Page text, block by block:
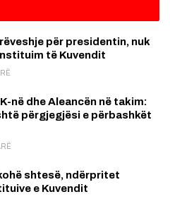
për presidentin, nuk
të Kuvendit
në dhe Aleancën në takim:
përgjegjësi e përbashkët
shtesë, ndërpritet
e Kuvendit